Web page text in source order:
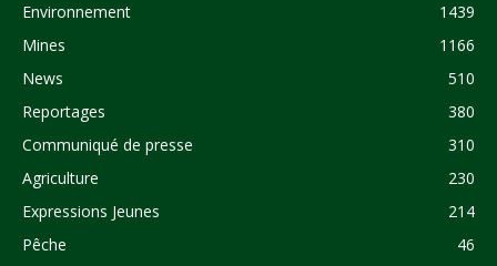
Environnement
1439
Mines
1166
News
510
Reportages
380
Communiqué de presse
310
Agriculture
230
Expressions Jeunes
214
Pêche
46